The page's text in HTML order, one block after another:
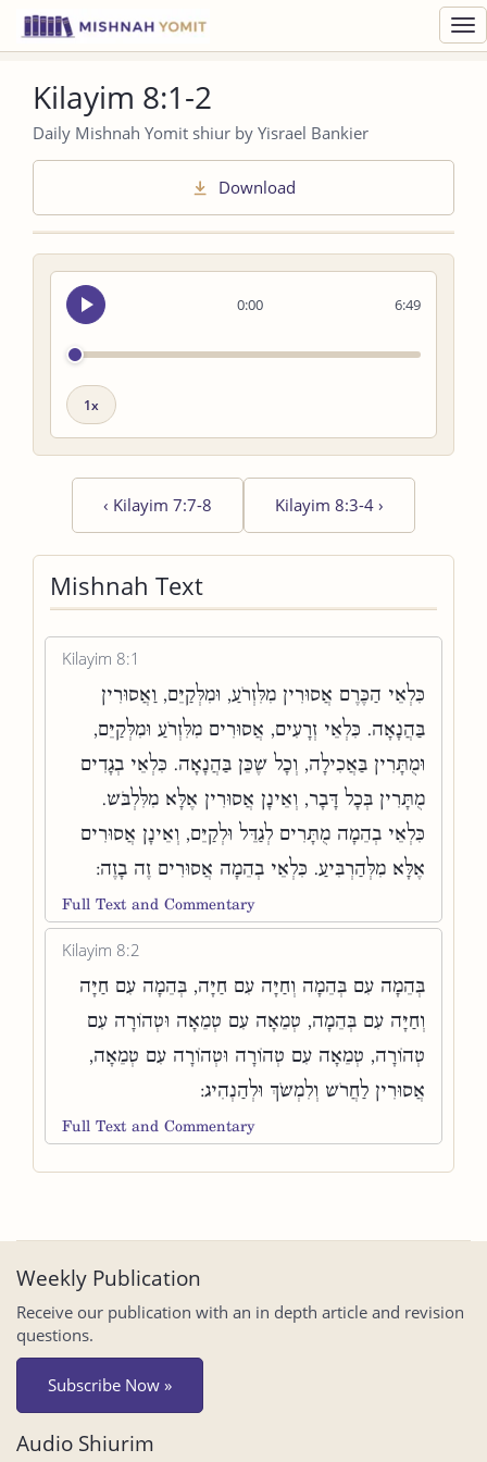
Kilayim 8:1-2
Daily Mishnah Yomit shiur by Yisrael Bankier
Download
0:00
Seek
audio
6:49
Playback
‹ Kilayim 7:7-8 Kilayim 8:3-4 ›
Mishnah Text
Kilayim 8:1
כִּלְאֵי הַכֶּרֶם אֲסוּרִין מִלִּזְרֹעַ, וּמִלְּקַיֵּם, וַאֲסוּרִין
בַּהֲנָאָה. כִּלְאֵי זְרָעִים, אֲסוּרִים מִלִּזְרֹעַ וּמִלְּקַיֵּם,
וּמֻתָּרִין בַּאֲכִילָה, וְכָל שֶׁכֵּן בַּהֲנָאָה. כִּלְאֵי בְגָדִים
מֻתָּרִין בְּכָל דָּבָר, וְאֵינָן אֲסוּרִין אֶלָּא מִלִּלְבֹּשׁ.
כִּלְאֵי בְהֵמָה מֻתָּרִים לְגַדֵּל וּלְקַיֵּם, וְאֵינָן אֲסוּרִים
אֶלָּא מִלְּהַרְבִּיעַ. כִּלְאֵי בְהֵמָה אֲסוּרִים זֶה בָזֶה:
Full Text and Commentary
Kilayim 8:2
בְּהֵמָה עִם בְּהֵמָה וְחַיָּה עִם חַיָּה, בְּהֵמָה עִם חַיָּה
וְחַיָּה עִם בְּהֵמָה, טְמֵאָה עִם טְמֵאָה וּטְהוֹרָה עִם
טְהוֹרָה, טְמֵאָה עִם טְהוֹרָה וּטְהוֹרָה עִם טְמֵאָה,
אֲסוּרִין לַחֲרֹשׁ וְלִמְשֹׁךְ וּלְהַנְהִיג:
Full Text and Commentary
Weekly Publication
Receive our publication with an in depth article and revision
questions.
Subscribe Now »
Audio Shiurim